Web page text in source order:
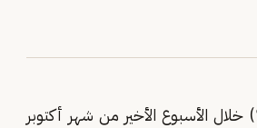
إشغال الفنادق الفاخرة في المدينة المنورة زيادة بلغت (4%) خلال الأسبوع الأخير من شهر أكتوبر